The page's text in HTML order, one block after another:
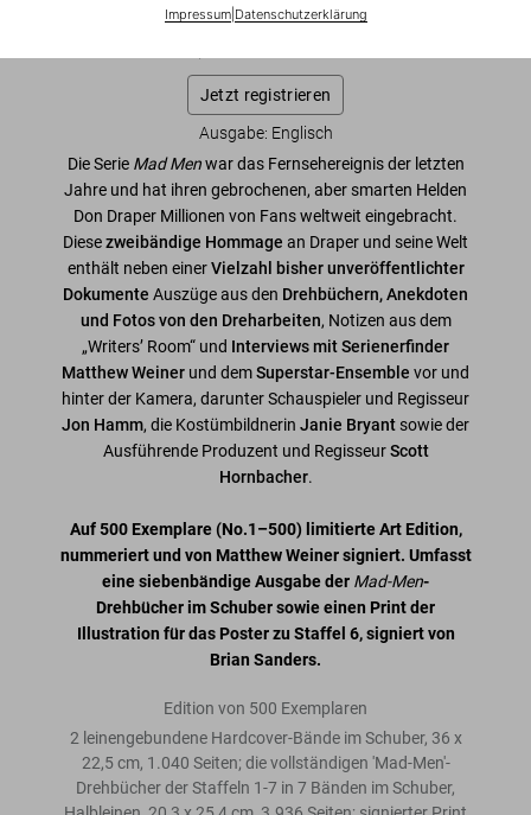
Impressum| Datenschutzerklärung
Diese Ausgabe ist ausverkauft. Gelegentlich werden jedoch
Jetzt registrieren
Ausgabe: Englisch
Die Serie Mad Menwar das Fernsehereignis der letzten
Jahre und hat ihren gebrochenen, aber smarten Helden
Don Draper Millionen von Fans weltweit eingebracht.
Diesezweibändige Hommage an Draper und seine Welt
enthält neben einerVielzahl bisher unveröffentlichter
Dokumente Auszüge aus den Drehbüchern, Anekdoten
und Fotos von den Dreharbeiten, Notizen aus dem
„Writers’ Room“ und Interviews mit Serienerfinder
Matthew Weiner und demSuperstar-Ensemble vor und
hinter der Kamera, darunter Schauspieler und Regisseur
Jon Hamm, die Kostümbildnerin Janie Bryant sowie der
Ausführende Produzent und RegisseurScott
Hornbacher.
Auf 500 Exemplare (No.1–500) limitierte Art Edition,
nummeriert und von Matthew Weiner signiert. Umfasst
eine siebenbändige Ausgabe der Mad-Men-
Drehbücher im Schuber sowie einen Print der
Illustration für das Poster zu Staffel 6, signiert von
Brian Sanders.
Edition von 500 Exemplaren
2 leinengebundene Hardcover-Bände im Schuber, 36 x
22,5 cm, 1.040 Seiten; die vollständigen 'Mad-Men'-
Drehbücher der Staffeln 1-7 in 7 Bänden im Schuber,